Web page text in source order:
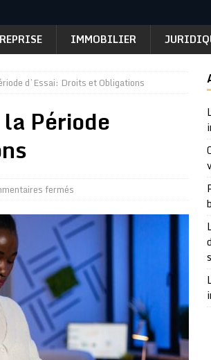
IMMOBILIER
d’Essai: Droits et Obligations
Période
fermés